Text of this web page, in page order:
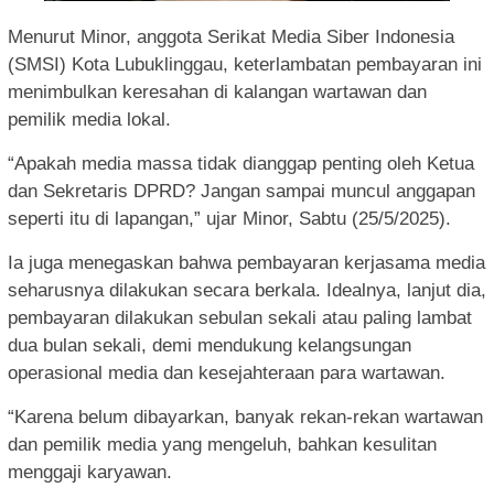
Menurut Minor, anggota Serikat Media Siber Indonesia
(SMSI) Kota Lubuklinggau, keterlambatan pembayaran ini
menimbulkan keresahan di kalangan wartawan dan
pemilik media lokal.
“Apakah media massa tidak dianggap penting oleh Ketua
dan Sekretaris DPRD? Jangan sampai muncul anggapan
seperti itu di lapangan,” ujar Minor, Sabtu (25/5/2025).
Ia juga menegaskan bahwa pembayaran kerjasama media
seharusnya dilakukan secara berkala. Idealnya, lanjut dia,
pembayaran dilakukan sebulan sekali atau paling lambat
dua bulan sekali, demi mendukung kelangsungan
operasional media dan kesejahteraan para wartawan.
“Karena belum dibayarkan, banyak rekan-rekan wartawan
dan pemilik media yang mengeluh, bahkan kesulitan
menggaji karyawan.